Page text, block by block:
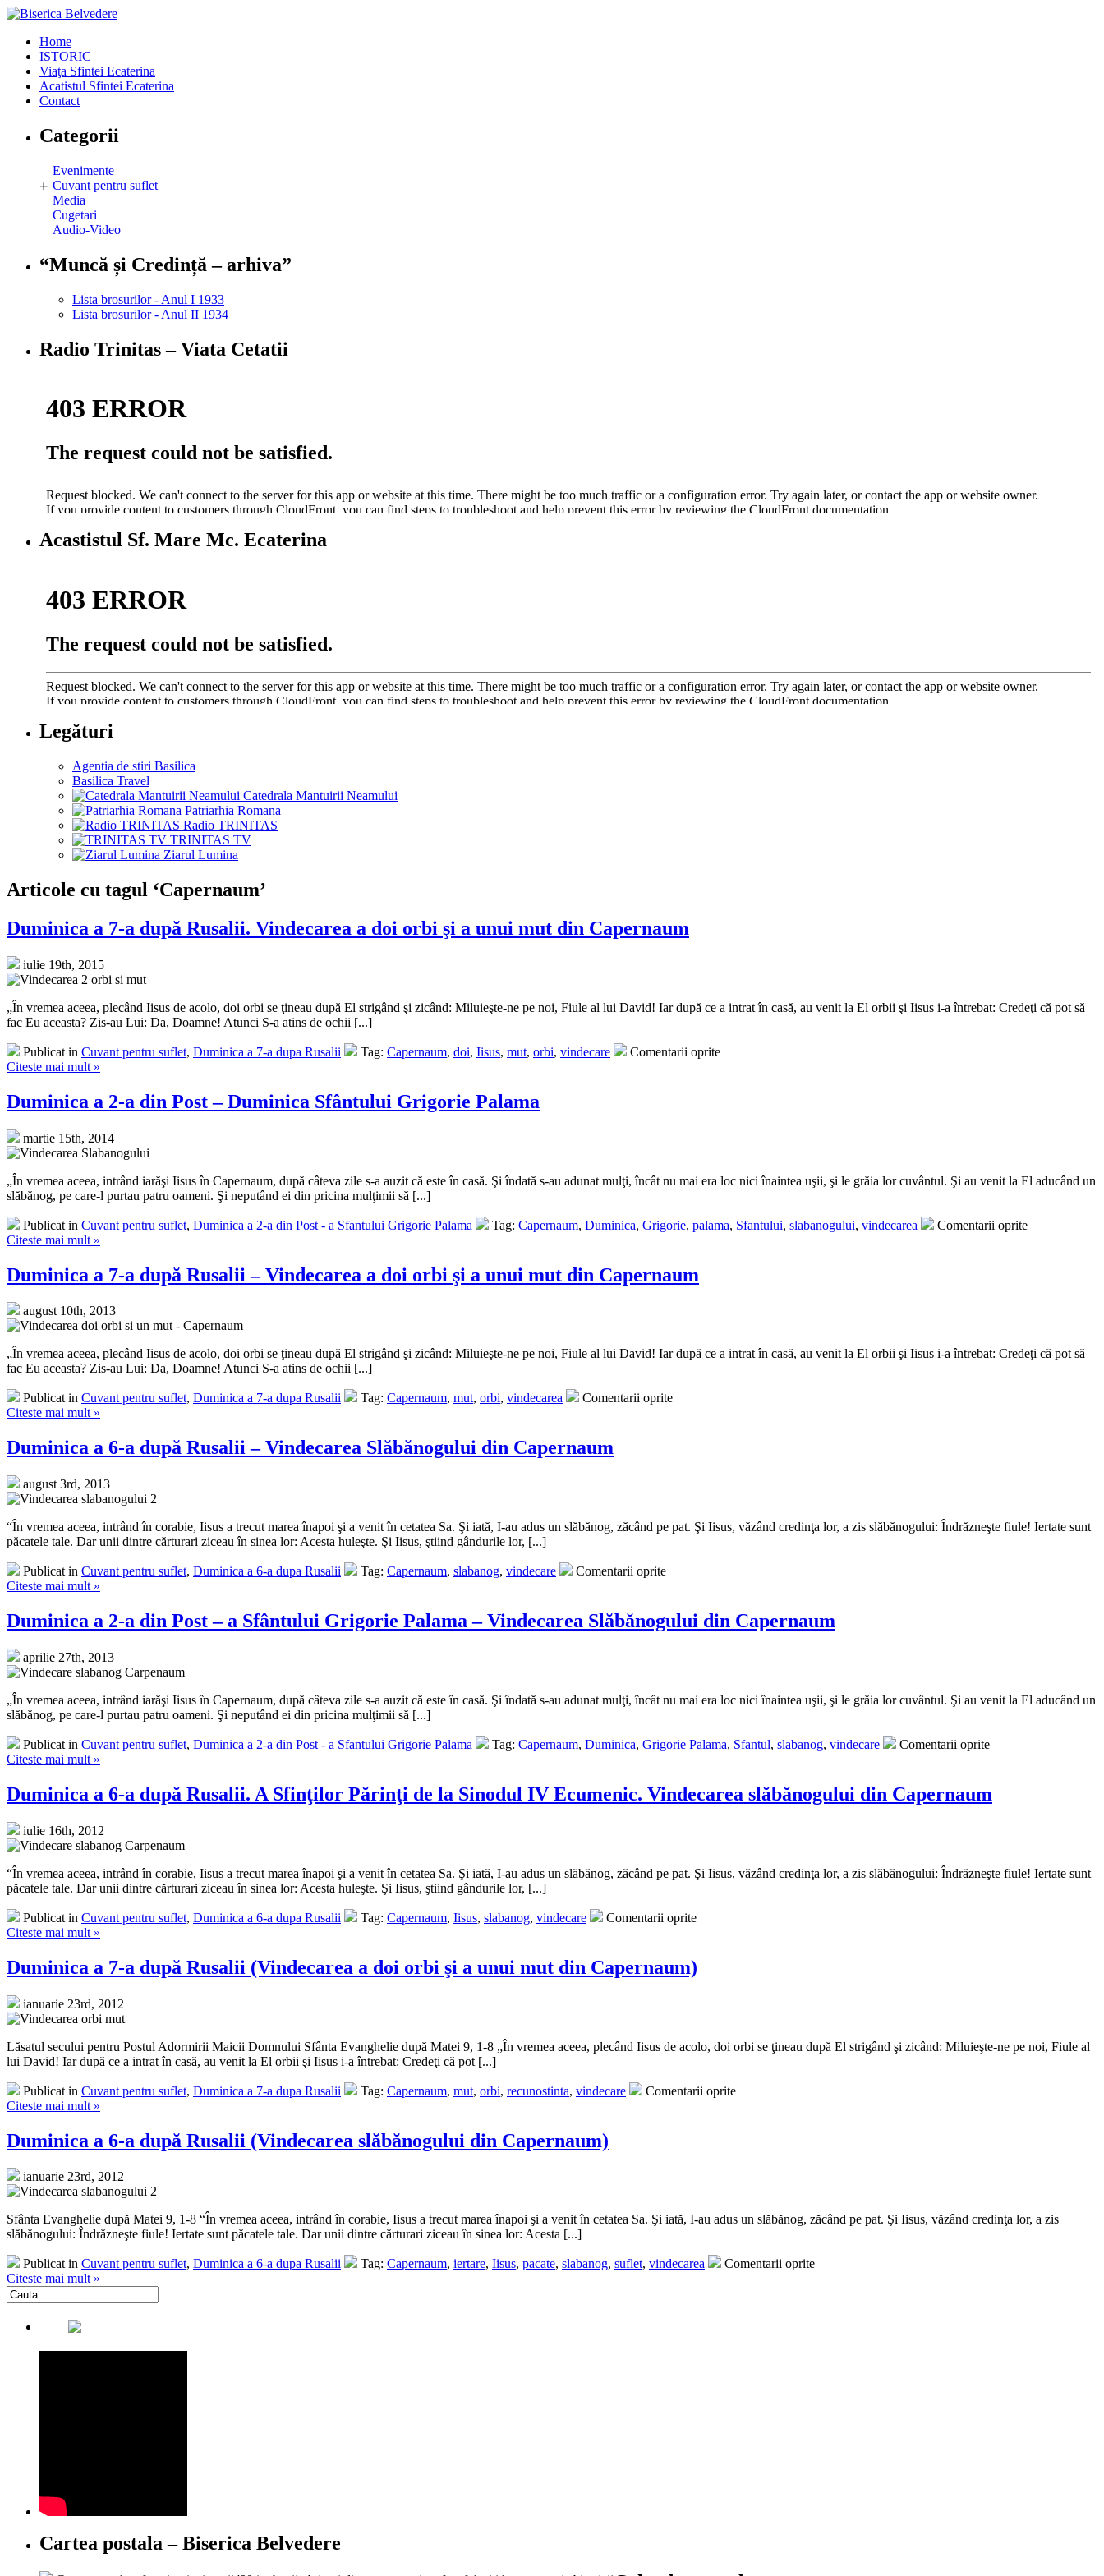
Home
ISTORIC
Viaţa Sfintei Ecaterina
Acatistul Sfintei Ecaterina
Contact
Categorii
Evenimente
+ Cuvant pentru suflet
Media
Cugetari
Audio-Video
“Muncă și Credință – arhiva”
Lista brosurilor - Anul I 1933
Lista brosurilor - Anul II 1934
Radio Trinitas – Viata Cetatii
Acastistul Sf. Mare Mc. Ecaterina
Legături
Agentia de stiri Basilica
Basilica Travel
Catedrala Mantuirii Neamului
Patriarhia Romana
Radio TRINITAS
TRINITAS TV
Ziarul Lumina
Articole cu tagul ‘Capernaum’
Duminica a 7-a după Rusalii. Vindecarea a doi orbi şi a unui mut din Capernaum
iulie 19th, 2015
„În vremea aceea, plecând Iisus de acolo, doi orbi se ţineau după El strigând şi zicând: Miluieşte-ne pe noi, Fiule al lui David! Iar după ce a intrat în casă, au venit la El orbii şi Iisus i-a întrebat: Credeţi că pot să
fac Eu aceasta? Zis-au Lui: Da, Doamne! Atunci S-a atins de ochii [...]
Publicat in Cuvant pentru suflet, Duminica a 7-a dupa Rusalii Tag: Capernaum, doi, Iisus, mut, orbi, vindecare
Comentarii oprite
Citeste mai mult »
Duminica a 2-a din Post – Duminica Sfântului Grigorie Palama
martie 15th, 2014
„În vremea aceea, intrând iarăşi Iisus în Capernaum, după câteva zile s-a auzit că este în casă. Şi îndată s-au adunat mulţi, încât nu mai era loc nici înaintea uşii, şi le grăia lor cuvântul. Şi au venit la El aducând un
slăbănog, pe care-l purtau patru oameni. Şi neputând ei din pricina mulţimii să [...]
Publicat in Cuvant pentru suflet, Duminica a 2-a din Post - a Sfantului Grigorie Palama Tag: Capernaum, Duminica, Grigorie, palama, Sfantului, slabanogului, vindecarea
Comentarii oprite
Citeste mai mult »
Duminica a 7-a după Rusalii – Vindecarea a doi orbi şi a unui mut din Capernaum
august 10th, 2013
„În vremea aceea, plecând Iisus de acolo, doi orbi se ţineau după El strigând şi zicând: Miluieşte-ne pe noi, Fiule al lui David! Iar după ce a intrat în casă, au venit la El orbii şi Iisus i-a întrebat: Credeţi că pot să
fac Eu aceasta? Zis-au Lui: Da, Doamne! Atunci S-a atins de ochii [...]
Publicat in Cuvant pentru suflet, Duminica a 7-a dupa Rusalii Tag: Capernaum, mut, orbi, vindecarea
Comentarii oprite
Citeste mai mult »
Duminica a 6-a după Rusalii – Vindecarea Slăbănogului din Capernaum
august 3rd, 2013
“În vremea aceea, intrând în corabie, Iisus a trecut marea înapoi şi a venit în cetatea Sa. Şi iată, I-au adus un slăbănog, zăcând pe pat. Şi Iisus, văzând credinţa lor, a zis slăbănogului: Îndrăzneşte fiule! Iertate sunt
păcatele tale. Dar unii dintre cărturari ziceau în sinea lor: Acesta huleşte. Şi Iisus, ştiind gândurile lor, [...]
Publicat in Cuvant pentru suflet, Duminica a 6-a dupa Rusalii Tag: Capernaum, slabanog, vindecare
Comentarii oprite
Citeste mai mult »
Duminica a 2-a din Post – a Sfântului Grigorie Palama – Vindecarea Slăbănogului din Capernaum
aprilie 27th, 2013
„În vremea aceea, intrând iarăşi Iisus în Capernaum, după câteva zile s-a auzit că este în casă. Şi îndată s-au adunat mulţi, încât nu mai era loc nici înaintea uşii, şi le grăia lor cuvântul. Şi au venit la El aducând un
slăbănog, pe care-l purtau patru oameni. Şi neputând ei din pricina mulţimii să [...]
Publicat in Cuvant pentru suflet, Duminica a 2-a din Post - a Sfantului Grigorie Palama Tag: Capernaum, Duminica, Grigorie Palama, Sfantul, slabanog, vindecare
Comentarii oprite
Citeste mai mult »
Duminica a 6-a după Rusalii. A Sfinţilor Părinţi de la Sinodul IV Ecumenic. Vindecarea slăbănogului din Capernaum
iulie 16th, 2012
“În vremea aceea, intrând în corabie, Iisus a trecut marea înapoi şi a venit în cetatea Sa. Şi iată, I-au adus un slăbănog, zăcând pe pat. Şi Iisus, văzând credinţa lor, a zis slăbănogului: Îndrăzneşte fiule! Iertate sunt
păcatele tale. Dar unii dintre cărturari ziceau în sinea lor: Acesta huleşte. Şi Iisus, ştiind gândurile lor, [...]
Publicat in Cuvant pentru suflet, Duminica a 6-a dupa Rusalii Tag: Capernaum, Iisus, slabanog, vindecare
Comentarii oprite
Citeste mai mult »
Duminica a 7-a după Rusalii (Vindecarea a doi orbi şi a unui mut din Capernaum)
ianuarie 23rd, 2012
Lăsatul secului pentru Postul Adormirii Maicii Domnului Sfânta Evanghelie după Matei 9, 1-8 „În vremea aceea, plecând Iisus de acolo, doi orbi se ţineau după El strigând şi zicând: Miluieşte-ne pe noi, Fiule al
lui David! Iar după ce a intrat în casă, au venit la El orbii şi Iisus i-a întrebat: Credeţi că pot [...]
Publicat in Cuvant pentru suflet, Duminica a 7-a dupa Rusalii Tag: Capernaum, mut, orbi, recunostinta, vindecare
Comentarii oprite
Citeste mai mult »
Duminica a 6-a după Rusalii (Vindecarea slăbănogului din Capernaum)
ianuarie 23rd, 2012
Sfânta Evanghelie după Matei 9, 1-8 “În vremea aceea, intrând în corabie, Iisus a trecut marea înapoi şi a venit în cetatea Sa. Şi iată, I-au adus un slăbănog, zăcând pe pat. Şi Iisus, văzând credinţa lor, a zis
slăbănogului: Îndrăzneşte fiule! Iertate sunt păcatele tale. Dar unii dintre cărturari ziceau în sinea lor: Acesta [...]
Publicat in Cuvant pentru suflet, Duminica a 6-a dupa Rusalii Tag: Capernaum, iertare, Iisus, pacate, slabanog, suflet, vindecarea
Comentarii oprite
Citeste mai mult »
Cartea postala – Biserica Belvedere